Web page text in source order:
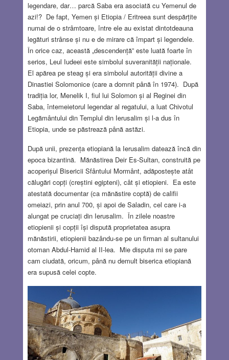
legendare, dar… parcă Saba era asociată cu Yemenul de
azi!? De fapt, Yemen și Etiopia / Eritreea sunt despărțite
numai de o strâmtoare, între ele au existat dintotdeauna
legături strânse și nu e de mirare că împart și legendele.
În orice caz, această „descendență” este luată foarte în
serios, Leul Iudeei este simbolul suveranității naționale.
El apărea pe steag și era simbolul autorității divine a
Dinastiei Solomonice (care a domnit până în 1974). După
tradiția lor, Menelik I, fiul lui Solomon și al Reginei din
Saba, întemeietorul legendar al regatului, a luat Chivotul
Legământului din Templul din Ierusalim și l-a dus în
Etiopia, unde se păstrează până astăzi.
După unii, prezența etiopiană la Ierusalim datează încă din
epoca bizantină. Mănăstirea Deir Es-Sultan, construită pe
acoperișul Bisericii Sfântului Mormânt, adăpostește atât
călugări copți (creștini egipteni), cât și etiopieni. Ea este
atestată documentar (ca mănăstire coptă) de califii
omeiazi, prin anul 700, și apoi de Saladin, cel care i-a
alungat pe cruciați din Ierusalim. În zilele noastre
etiopienii și copții își dispută proprietatea asupra
mănăstirii, etiopienii bazându-se pe un firman al sultanului
otoman Abdul-Hamid al II-lea. Mie disputa mi se pare
cam ciudată, oricum, până nu demult biserica etiopiană
era supusă celei copte.